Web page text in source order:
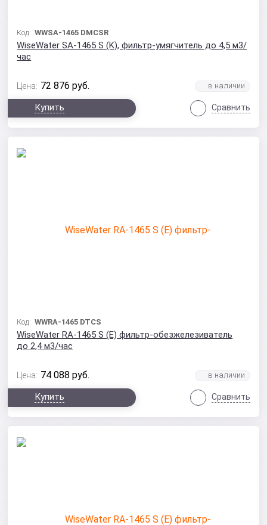
Код:WWSA-1465 DMCSR
WiseWater SA-1465 S (K), фильтр-умягчитель до 4,5 м3/
час
Цена: 72 876 руб.
Купить Сравнить
Код:WWRA-1465 DTCS
WiseWater RA-1465 S (Е) фильтр-обезжелезиватель
до 2,4 м3/час
Цена: 74 088 руб.
Купить Сравнить